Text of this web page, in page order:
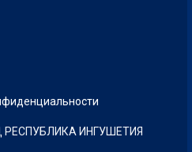
РЕСПУБЛИКА ИНГУШЕТИЯ